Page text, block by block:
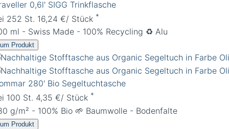
0,6l' SIGG Trinkflasche
252 St. 16,24 €/ Stück *
ml - Swiss Made - 100% Recycling ♻️ Alu
Produkt
280' Bio Segeltuchtasche
100 St. 4,35 €/ Stück *
g/m² - 100% Bio 🌱 Baumwolle - Bodenfalte
Produkt